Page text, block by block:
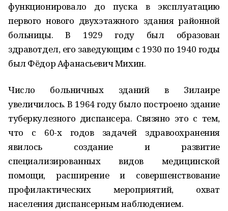
функционировало до пуска в эксплуатацию
первого нового двухэтажного здания районной
больницы. В 1929 году был образован
здравотдел, его заведующим с 1930 по 1940 годы
был Фёдор Афанасьевич Михин.
Число больничных зданий в Зилаире
увеличилось. В 1964 году было построено здание
туберкулезного диспансера. Связяно это с тем,
что с 60-х годов задачей здравоохранения
явилось создание и развитие
специализированных видов медицинской
помощи, расширение и совершенствование
профилактических мероприятий, охват
населения диспансерным наблюдением.